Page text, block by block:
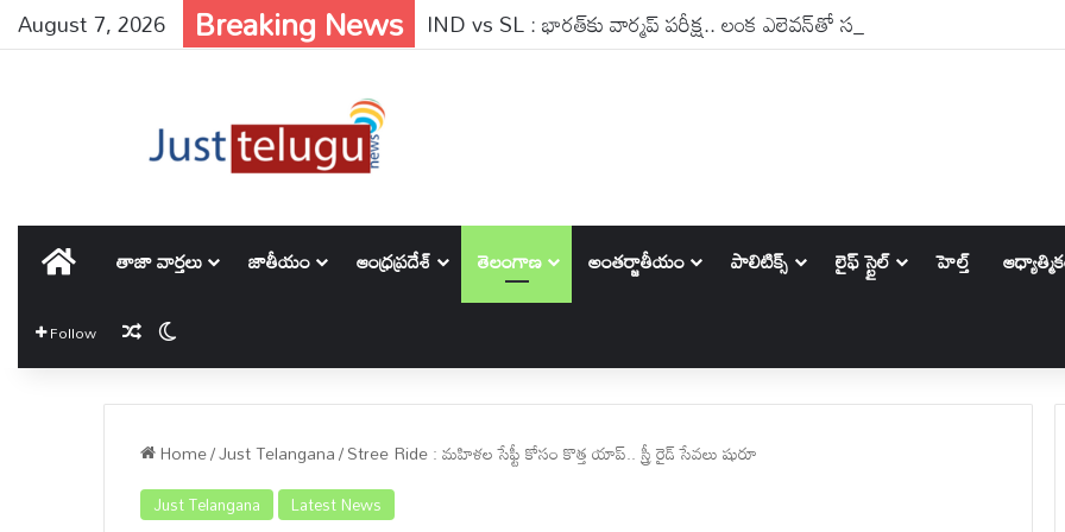
August 7, 2026 Breaking News IND vs SL : భారత్‌కు వార్మప్ పరీక్ష.. లంక ఎలెవన్‌తో సన్నాహక మ్యాచ్
తాజా వార్తలు జాతీయం ఆంధ్రప్రదేశ్ తెలంగాణ అంతర్జాతీయం పాలిటిక్స్‌ లైఫ్ స్టైల్ హెల్త్
Follow Random Article
Home/Just Telangana/Stree Ride : మహిళల సేఫ్టీ కోసం కొత్త యాప్.. స్త్రీ రైడ్ సేవలు షురూ
Just Telangana Latest News